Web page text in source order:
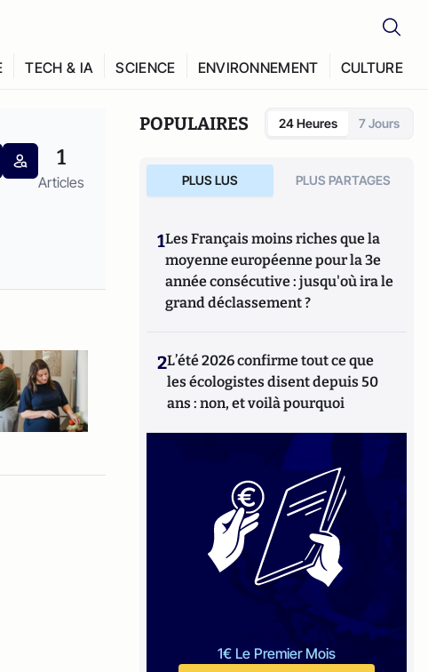
TECH & IA SCIENCE ENVIRONNEMENT CULTURE
1
Articles
POPULAIRES 24 Heures 7 Jours
PLUS LUS PLUS PARTAGES
1Les Français moins riches que la
moyenne européenne pour la 3e
année consécutive : jusqu'où ira le
grand déclassement ?
2L’été 2026 confirme tout ce que
les écologistes disent depuis 50
ans : non, et voilà pourquoi
1€ Le Premier Mois